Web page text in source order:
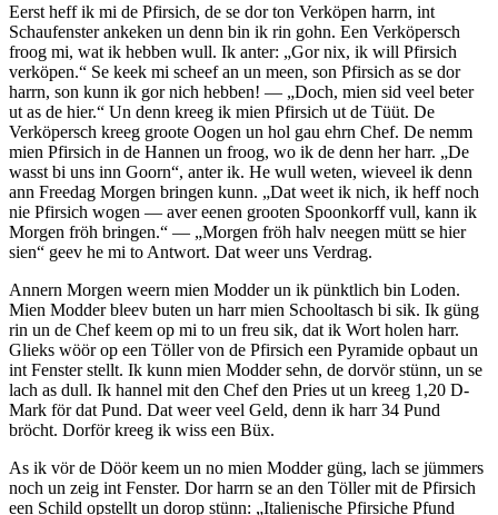
Eerst heff ik mi de Pfirsich, de se dor ton Verköpen harrn, int
Schaufenster ankeken un denn bin ik rin gohn. Een Verköpersch
froog mi, wat ik hebben wull. Ik anter:
Gor nix, ik will Pfirsich
verköpen.
Se keek mi scheef an un meen, son Pfirsich as se dor
harrn, son kunn ik gor nich hebben! —
Doch, mien sid veel beter
ut as de hier.
Un denn kreeg ik mien Pfirsich ut de Tüüt. De
Verköpersch kreeg groote Oogen un hol gau ehrn Chef. De nemm
mien Pfirsich in de Hannen un froog, wo ik de denn her harr.
De
wasst bi uns inn Goorn , anter ik. He wull weten, wieveel ik denn
ann Freedag Morgen bringen kunn.
Dat weet ik nich, ik heff noch
nie Pfirsich wogen — aver eenen grooten Spoonkorff vull, kann ik
Morgen fröh bringen.
—
Morgen fröh halv neegen mütt se hier
sien
geev he mi to Antwort. Dat weer uns Verdrag.
Annern Morgen weern mien Modder un ik pünktlich bin Loden.
Mien Modder bleev buten un harr mien Schooltasch bi sik. Ik güng
rin un de Chef keem op mi to un freu sik, dat ik Wort holen harr.
Glieks wöör op een Töller von de Pfirsich een Pyramide opbaut un
int Fenster stellt. Ik kunn mien Modder sehn, de dorvör stünn, un se
lach as dull. Ik hannel mit den Chef den Pries ut un kreeg 1,20 D-
Mark för dat Pund. Dat weer veel Geld, denn ik harr 34 Pund
bröcht. Dorför kreeg ik wiss een Büx.
As ik vör de Döör keem un no mien Modder güng, lach se jümmers
noch un zeig int Fenster. Dor harrn se an den Töller mit de Pfirsich
een Schild opstellt un dorop stünn:
Italienische Pfirsiche Pfund